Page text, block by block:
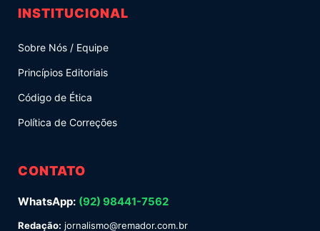
INSTITUCIONAL
Sobre Nós / Equipe
Princípios Editoriais
Código de Ética
Política de Correções
CONTATO
WhatsApp: (92) 98441-7562
Redação: jornalismo@remador.com.br